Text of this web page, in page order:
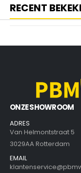
RECENT
ONZE SHOWROOM
ADRES
Van Helmontstraat 5
3029AA Rotterdam
EMAIL